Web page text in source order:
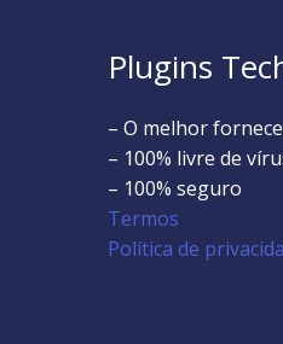
Plugins
– O melhor
– 100% livre de
– 100% seguro
Termos
Política de